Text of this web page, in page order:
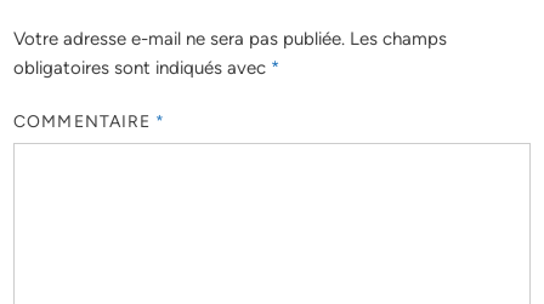
Votre adresse e-mail ne sera pas publiée. Les champs
obligatoires sont indiqués avec *
COMMENTAIRE *